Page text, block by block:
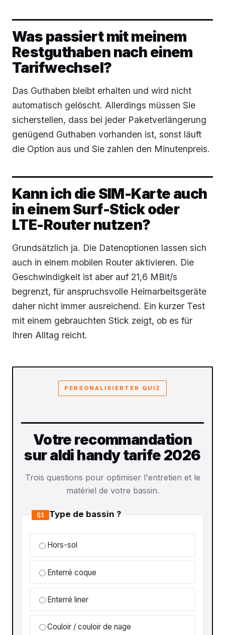
Was passiert mit meinem
Restguthaben nach einem
Tarifwechsel?
Das Guthaben bleibt erhalten und wird nicht
automatisch gelöscht. Allerdings müssen Sie
sicherstellen, dass bei jeder Paketverlängerung
genügend Guthaben vorhanden ist, sonst läuft
die Option aus und Sie zahlen den Minutenpreis.
Kann ich die SIM-Karte auch
in einem Surf-Stick oder
LTE-Router nutzen?
Grundsätzlich ja. Die Datenoptionen lassen sich
auch in einem mobilen Router aktivieren. Die
Geschwindigkeit ist aber auf 21,6 MBit/s
begrenzt, für anspruchsvolle Heimarbeitsgeräte
daher nicht immer ausreichend. Ein kurzer Test
mit einem gebrauchten Stick zeigt, ob es für
Ihren Alltag reicht.
PERSONALISIERTER QUIZ
Votre recommandation
sur aldi handy tarife 2026
Trois questions pour optimiser l'entretien et le
matériel de votre bassin.
Q1 Type de bassin ?
Hors-sol
Enterré coque
Enterré liner
Couloir / couloir de nage